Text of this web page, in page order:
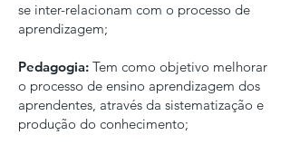
se inter-relacionam com o processo de
aprendizagem;
Pedagogia: Tem como objetivo melhorar
o processo de ensino aprendizagem dos
aprendentes, através da sistematização e
produção do conhecimento;